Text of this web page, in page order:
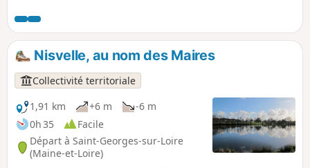
vous traverserez les sympathiques jardins de la Guinguette
avant de parcourir les nouvelles voies dont les noms offrent
une visibilité à des femmes remarquables de la commune.
Nisvelle, au nom des Maires
Collectivité territoriale
1,91 km
+6 m
-6 m
0h 35
Facile
Départ à Saint-Georges-sur-Loire
(Maine-et-Loire)